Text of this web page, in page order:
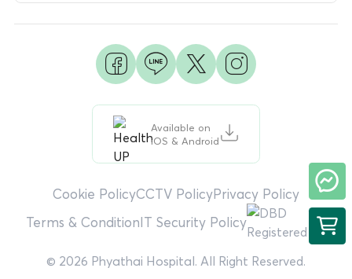
Available on
iOS & Android
© 2026 Phyathai Hospital. All Right Reserved.
Cookie PolicyCCTV PolicyPrivacy Policy
Terms & ConditionIT Security Policy